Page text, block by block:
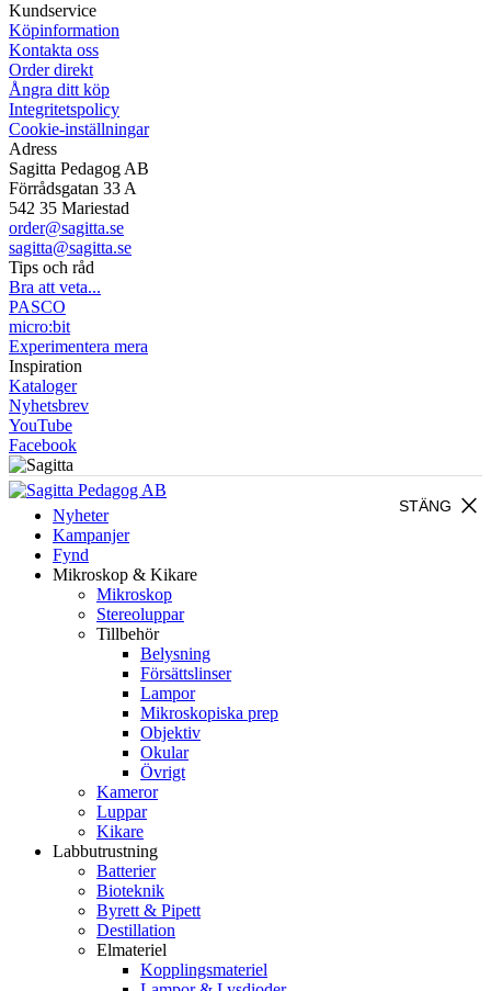
Kundservice
Köpinformation
Kontakta oss
Order direkt
Ångra ditt köp
Integritetspolicy
Cookie-inställningar
Adress
Sagitta Pedagog AB
Förrådsgatan 33 A
542 35 Mariestad
order@sagitta.se
sagitta@sagitta.se
Tips och råd
Bra att veta...
PASCO
micro:bit
Experimentera mera
Inspiration
Kataloger
Nyhetsbrev
YouTube
Facebook
close
STÄNG
Nyheter
Kampanjer
Fynd
Mikroskop & Kikare
Mikroskop
Stereoluppar
Tillbehör
Belysning
Försättslinser
Lampor
Mikroskopiska prep
Objektiv
Okular
Övrigt
Kameror
Luppar
Kikare
Labbutrustning
Batterier
Bioteknik
Byrett & Pipett
Destillation
Elmateriel
Kopplingsmateriel